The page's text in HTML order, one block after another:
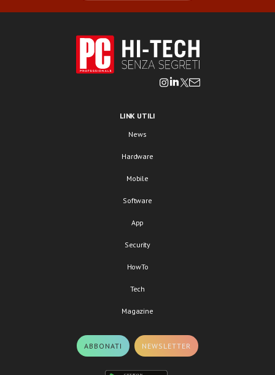
LINK UTILI
News
Hardware
Mobile
Software
App
Security
HowTo
Tech
Magazine
ABBONATI NEWSLETTER